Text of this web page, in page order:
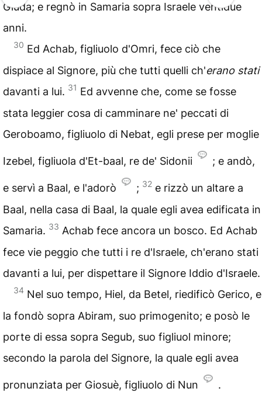
Giuda; e regnò in Samaria sopra Israele ventidue
anni.
30 Ed Achab, figliuolo d'Omri, fece ciò che
dispiace al Signore, più che tutti quelli ch'erano stati
davanti a lui. 31 Ed avvenne che, come se fosse
stata leggier cosa di camminare ne' peccati di
Geroboamo, figliuolo di Nebat, egli prese per moglie
Izebel, figliuola d'Et-baal, re de' Sidonii ; e andò,
e servì a Baal, e l'adorò ; 32 e rizzò un altare a
Baal, nella casa di Baal, la quale egli avea edificata in
Samaria. 33 Achab fece ancora un bosco. Ed Achab
fece vie peggio che tutti i re d'Israele, ch'erano stati
davanti a lui, per dispettare il Signore Iddio d'Israele.
34 Nel suo tempo, Hiel, da Betel, riedificò Gerico, e
la fondò sopra Abiram, suo primogenito; e posò le
porte di essa sopra Segub, suo figliuol minore;
secondo la parola del Signore, la quale egli avea
pronunziata per Giosuè, figliuolo di Nun .